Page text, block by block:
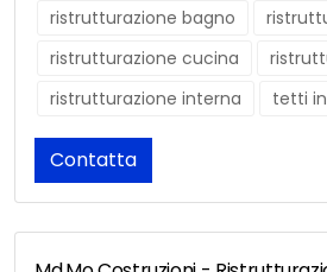
ristrutturazione bagno
ristrutturazione cucina
ristrutturazione interna
tetti
Contatta